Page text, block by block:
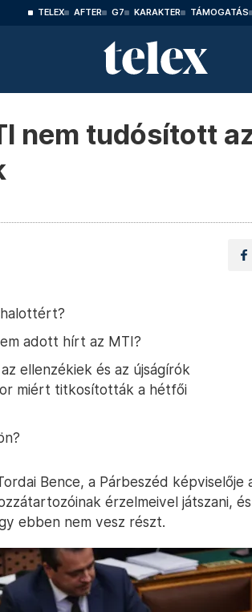
TELEX AFTER G7 KARAKTER TÁMOGATÁS
nem tudósított
adott hírt az MTI?
ellenzékiek és az újságírók
miért titkosították a hétfői
Bence, a Párbeszéd képviselője
érzelmeivel játszani, és
ebben nem vesz részt.